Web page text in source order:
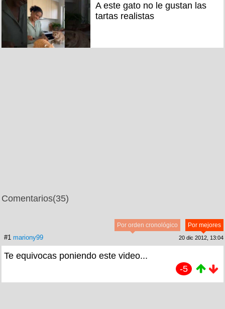
A este gato no le gustan las
tartas realistas
Comentarios(35)
Por mejores
Por orden cronológico
#1 mariony99 20 dic 2012, 13:04
Te equivocas poniendo este video...
-5